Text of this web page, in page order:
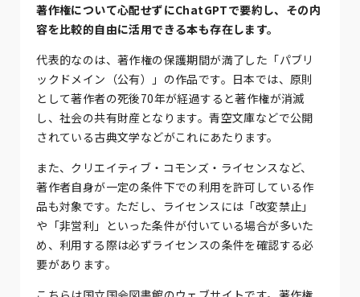
著作権について心配せずにChatGPTで要約し、その内
容を比較的自由に活用できる本も存在します。
代表的なのは、著作権の保護期間が満了した「パブリ
ックドメイン（公有）」の作品です。日本では、原則
として著作者の死後70年が経過すると著作権が消滅
し、社会の共有財産となります。青空文庫などで公開
されている古典文学などがこれにあたります。
また、クリエイティブ・コモンズ・ライセンスなど、
著作者自身が一定の条件下での利用を許可している作
品も対象です。ただし、ライセンスには「改変禁止」
や「非営利」といった条件が付いている場合が多いた
め、利用する際は必ずライセンスの条件を確認する必
要があります。